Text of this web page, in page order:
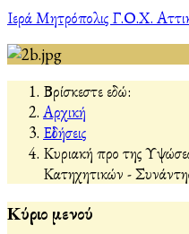
Ιερά Μητρόπολις Γ.Ο.Χ.
Βρίσκεστε εδώ:
Αρχική
Εἰδήσεις
Κυριακή προ της
Κατηχητικών -
Κύριο μενού